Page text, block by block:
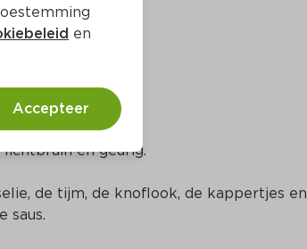
lichtbruin en geurig.
de tijm, de knoflook, de kappertjes en
saus.
en
Accepteer